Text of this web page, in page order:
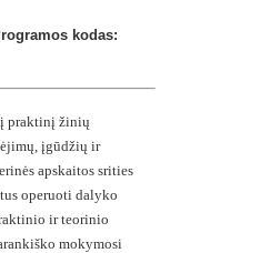
kodas:
į praktinį žinių
įgūdžių ir
apskaitos srities
operuoti dalyko
ir teorinio
mokymosi